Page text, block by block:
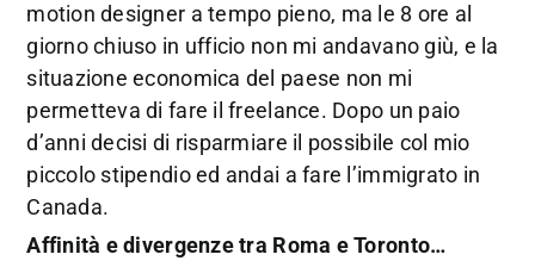
motion designer a tempo pieno, ma le 8 ore al
giorno chiuso in ufficio non mi andavano giù, e la
situazione economica del paese non mi
permetteva di fare il freelance. Dopo un paio
d’anni decisi di risparmiare il possibile col mio
piccolo stipendio ed andai a fare l’immigrato in
Canada.
Affinità e divergenze tra Roma e Toronto…